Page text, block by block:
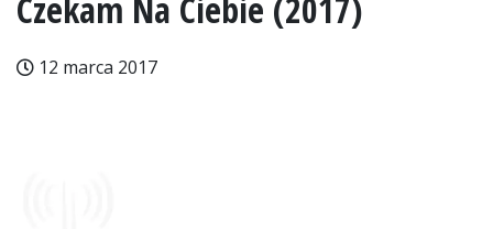
12 marca 2017